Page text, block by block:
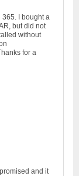
365. I bought a
but did not
without
for a
and it